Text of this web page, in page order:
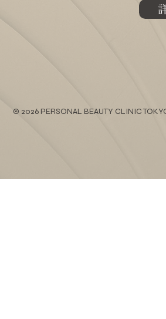
© 2026 PERSONAL BEAUTY CLINIC